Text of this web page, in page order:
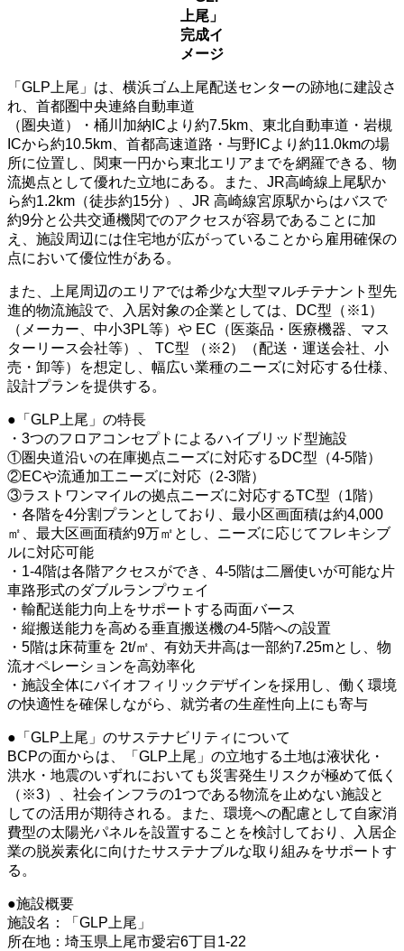
上尾」
完成イ
メージ
「GLP上尾」は、横浜ゴム上尾配送センターの跡地に建設さ
れ、首都圏中央連絡自動車道
（圏央道）・桶川加納ICより約7.5km、東北自動車道・岩槻
ICから約10.5km、首都高速道路・与野ICより約11.0kmの場
所に位置し、関東一円から東北エリアまでを網羅できる、物
流拠点として優れた立地にある。また、JR高崎線上尾駅か
ら約1.2km（徒歩約15分）、JR 高崎線宮原駅からはバスで
約9分と公共交通機関でのアクセスが容易であることに加
え、施設周辺には住宅地が広がっていることから雇用確保の
点において優位性がある。
また、上尾周辺のエリアでは希少な大型マルチテナント型先
進的物流施設で、入居対象の企業としては、DC型（※1）
（メーカー、中小3PL等）や EC（医薬品・医療機器、マス
ターリース会社等）、 TC型 （※2）（配送・運送会社、小
売・卸等）を想定し、幅広い業種のニーズに対応する仕様、
設計プランを提供する。
●「GLP上尾」の特長
・3つのフロアコンセプトによるハイブリッド型施設
①圏央道沿いの在庫拠点ニーズに対応するDC型（4-5階）
②ECや流通加工ニーズに対応（2-3階）
③ラストワンマイルの拠点ニーズに対応するTC型（1階）
・各階を4分割プランとしており、最小区画面積は約4,000
㎡、最大区画面積約9万㎡とし、ニーズに応じてフレキシブ
ルに対応可能
・1-4階は各階アクセスができ、4-5階は二層使いが可能な片
車路形式のダブルランプウェイ
・輸配送能力向上をサポートする両面バース
・縦搬送能力を高める垂直搬送機の4-5階への設置
・5階は床荷重を 2t/㎡、有効天井高は一部約7.25mとし、物
流オペレーションを高効率化
・施設全体にバイオフィリックデザインを採用し、働く環境
の快適性を確保しながら、就労者の生産性向上にも寄与
●「GLP上尾」のサステナビリティについて
BCPの面からは、「GLP上尾」の立地する土地は液状化・
洪水・地震のいずれにおいても災害発生リスクが極めて低く
（※3）、社会インフラの1つである物流を止めない施設と
しての活用が期待される。また、環境への配慮として自家消
費型の太陽光パネルを設置することを検討しており、入居企
業の脱炭素化に向けたサステナブルな取り組みをサポートす
る。
●施設概要
施設名：「GLP上尾」
所在地：埼玉県上尾市愛宕6丁目1-22